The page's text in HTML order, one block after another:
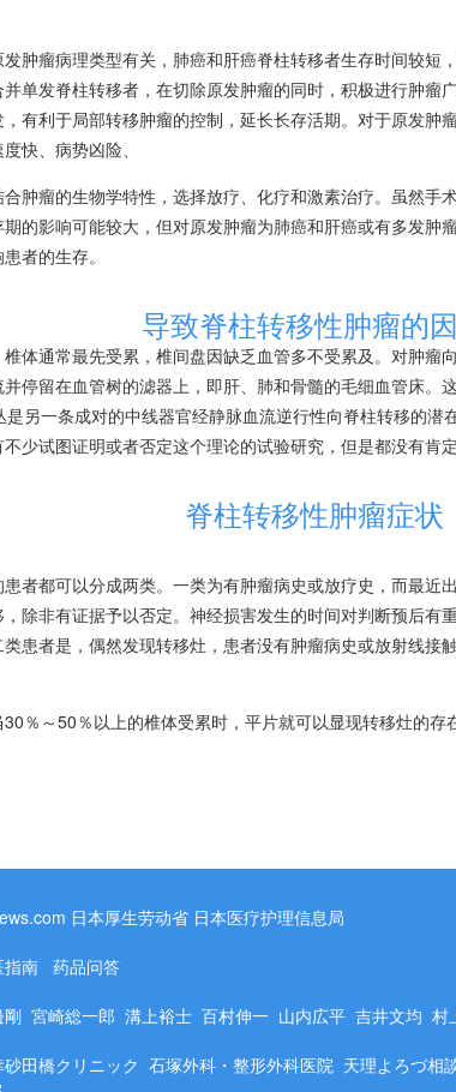
肿瘤病理类型有关， 肺癌和肝癌脊柱转移者生存时间较短，
并单发脊柱转移者，在切除原发肿瘤的同时，积极进行肿瘤
有利于局部转移肿瘤的控制，延长长存活期。对于原发肿
快、病势凶险、
肿瘤的生物学特性，选择放疗、化疗和激素治疗。虽然手
期的影响可能较大，但对原发肿瘤为肺癌和肝癌或有多发肿
者的生存。
导致脊柱转移性肿瘤的
体通常最先受累，椎间盘因缺乏血管多不受累及。对肿瘤
停留在血管树的滤器上，即肝、肺和骨髓的毛细血管床。
是另一条成对的中线器官经静脉血流逆行性向脊柱转移的潜
少试图证明或者否定这个理论的试验研究，但是都没有肯定
脊柱转移性肿瘤症状
者都可以分成两类。一类为有肿瘤病史或放疗史，而最近
除非有证据予以否定。神经损害发生的时间对判断预后有
患者是，偶然发现转移灶，患者没有肿瘤病史或放射线接
％～50％以上的椎体受累时，平片就可以显现转移灶的存
日本厚生劳动省 日本医疗护理信息局
指南 药品问答
剛 宮崎総一郎 溝上裕士 百村伸一 山内広平 吉井文均 村
砂田橋クリニック 石塚外科・整形外科医院 天理よろづ相